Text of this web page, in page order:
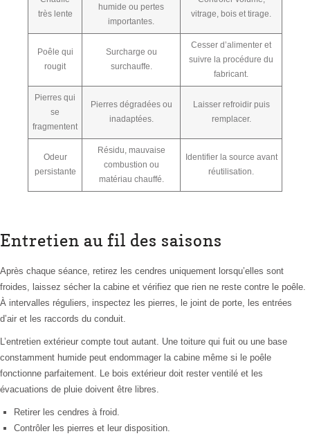
très lente
humide ou pertes
importantes.
vitrage, bois et tirage.
Poêle qui
rougit
Surcharge ou
surchauffe.
Cesser d’alimenter et
suivre la procédure du
fabricant.
Pierres qui
se
fragmentent
Pierres dégradées ou
inadaptées.
Laisser refroidir puis
remplacer.
Odeur
persistante
Résidu, mauvaise
combustion ou
matériau chauffé.
Identifier la source avant
réutilisation.
Entretien au fil des saisons
Après chaque séance, retirez les cendres uniquement lorsqu’elles sont
froides, laissez sécher la cabine et vérifiez que rien ne reste contre le poêle.
À intervalles réguliers, inspectez les pierres, le joint de porte, les entrées
d’air et les raccords du conduit.
L’entretien extérieur compte tout autant. Une toiture qui fuit ou une base
constamment humide peut endommager la cabine même si le poêle
fonctionne parfaitement. Le bois extérieur doit rester ventilé et les
évacuations de pluie doivent être libres.
Retirer les cendres à froid.
Contrôler les pierres et leur disposition.